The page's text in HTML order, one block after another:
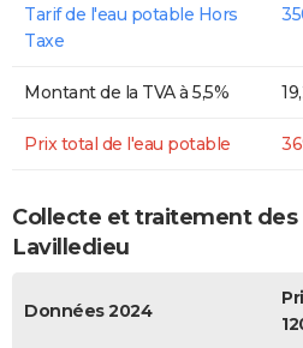
Tarif de l'eau potable Hors
Taxe
Montant de la TVA à 5,5%
Prix total de l'eau potable
Collecte et traitement des
Lavilledieu
Données 2024